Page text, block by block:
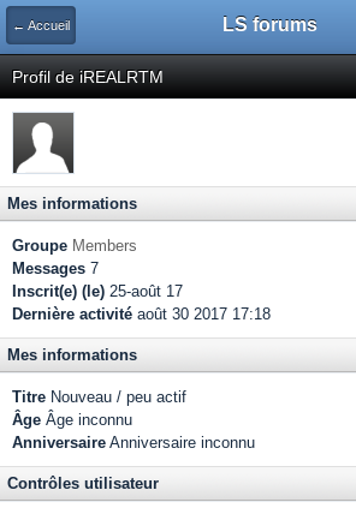
← Accueil LS forums
Profil de iREALRTM
Mes informations
Groupe Members
Messages 7
Inscrit(e) (le) 25-août 17
Dernière activité août 30 2017 17:18
Mes informations
Titre Nouveau / peu actif
Âge Âge inconnu
Anniversaire Anniversaire inconnu
Contrôles utilisateur